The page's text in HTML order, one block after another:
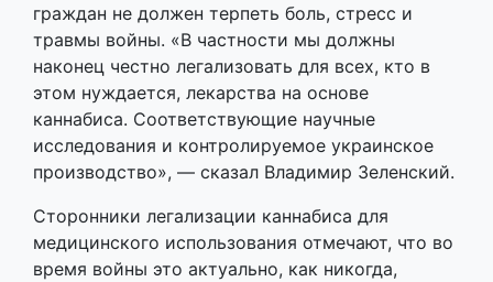
граждан не должен терпеть боль, стресс и
травмы войны. «В частности мы должны
наконец честно легализовать для всех, кто в
этом нуждается, лекарства на основе
каннабиса. Соответствующие научные
исследования и контролируемое украинское
производство», — сказал Владимир Зеленский.
Сторонники легализации каннабиса для
медицинского использования отмечают, что во
время войны это актуально, как никогда,